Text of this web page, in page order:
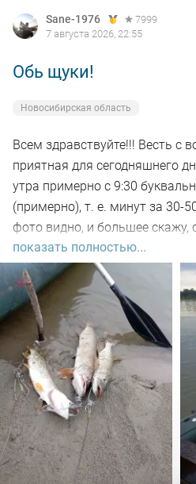
Sane-1976
7999
7 августа 2026, 22:55
Обь щуки!
Новосибирская область
Всем здравствуйте!!! Весть с
приятная для сегодняшнего
утра примерно с 9:30
(примерно), т. е. минут за 30-
фото видно, и большее скажу,
был рыбак, который рыбачил с
на остров на белую рыбу, а
корягам. Уже много
долбил до вечера выхода не
произошло не которое
т.е собирайся домой, а сам
между бревен я опустил
толи рыба, да оказалось
14-15 это точно. Так вот она
подскак, сильно ударила и в
получилось что в посадке
как всегда вам нхнч!!!
показать полностью...